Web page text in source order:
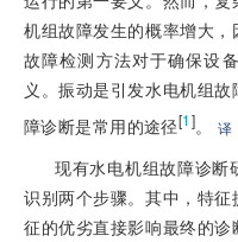
机组故障发生的概率增大
故障检测方法对于确保设
义。振动是引发水电机组
障诊断是常用的途径[1]。 译
现有水电机组故障诊断
识别两个步骤。其中，特
征的优劣直接影响最终的